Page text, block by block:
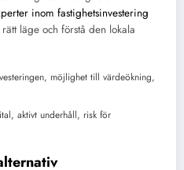
inom fastighetsinvestering
läge och förstå den lokala
möjlighet till värdeökning,
aktivt underhåll, risk för